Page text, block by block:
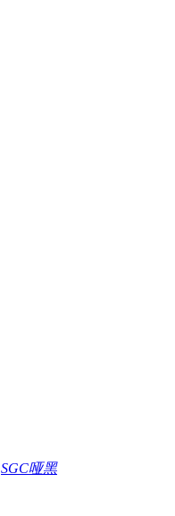
SGC哑黑